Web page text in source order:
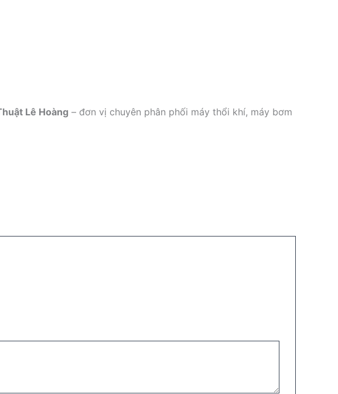
Lê Hoàng – đơn vị chuyên phân phối máy thổi khí, máy bơm